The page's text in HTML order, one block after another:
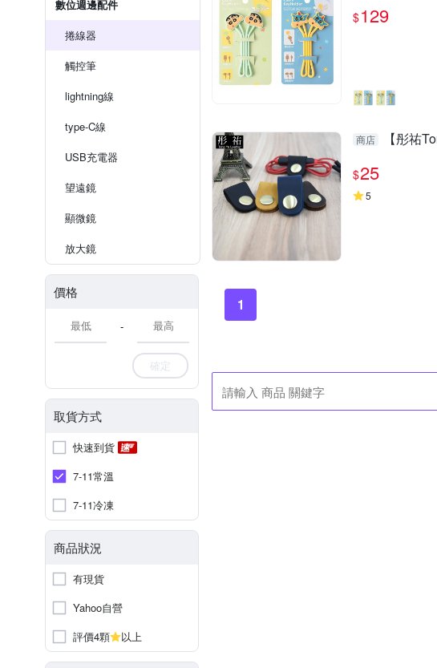
數位週邊配件
捲線器
觸控筆
lightning線
type-C線
USB充電器
望遠鏡
顯微鏡
放大鏡
價格
-
確定
取貨方式
快速到貨
7-11常溫
7-11冷凍
商品狀況
有現貨
Yahoo自營
評價4顆
以上
$129
商店 【彤祐
$25
5
1